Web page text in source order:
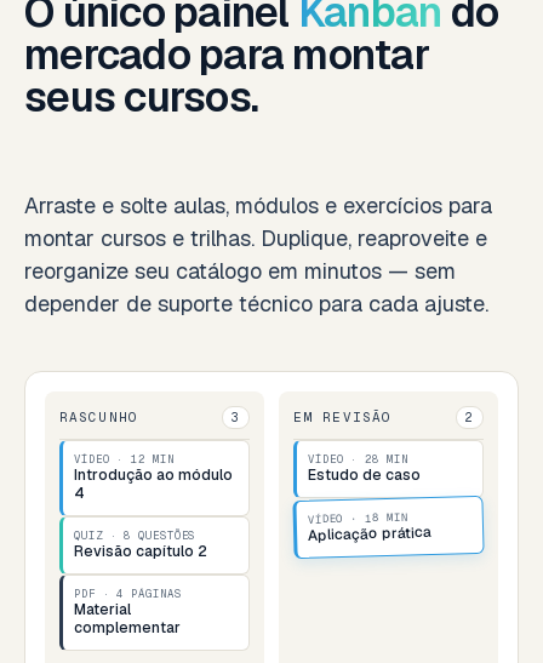
O único painel Kanban do
mercado para montar
seus cursos.
Arraste e solte aulas, módulos e exercícios para
montar cursos e trilhas. Duplique, reaproveite e
reorganize seu catálogo em minutos — sem
depender de suporte técnico para cada ajuste.
RASCUNHO 3
VÍDEO · 12 MIN
Introdução ao módulo
4
QUIZ · 8 QUESTÕES
Revisão capítulo 2
PDF · 4 PÁGINAS
Material
complementar
EM REVISÃO 2
VÍDEO · 28 MIN
Estudo de caso
VÍDEO · 18 MIN
Aplicação prática